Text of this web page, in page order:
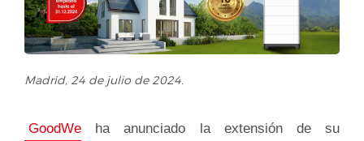
Madrid, 24 de julio de 2024.
GoodWe ha anunciado la extensión de su